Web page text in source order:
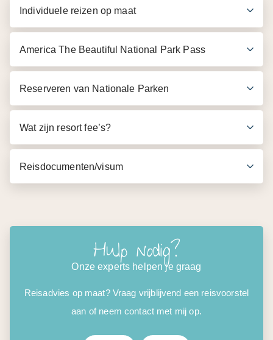
Binnenlandse vlucht New York - Miami (indien bij
ons geboekt)
3 overnachtingen in het Ink48 - A Kimpton Hotel
New York (4*) in New York
4 overnachtingen in het MB Hotel, Trademark
Collection by Wyndham (3*) in Miami Beach
Individuele reizen op maat
America The Beautiful National Park Pass
Reserveren van Nationale Parken
Wat zijn resort fee’s?
Reisdocumenten/visum
Hulp nodig?
Onze experts helpen je graag
Reisadvies op maat? Vraag vrijblijvend een reisvoorstel
aan of neem contact met mij op.